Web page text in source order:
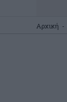
Αρχική -